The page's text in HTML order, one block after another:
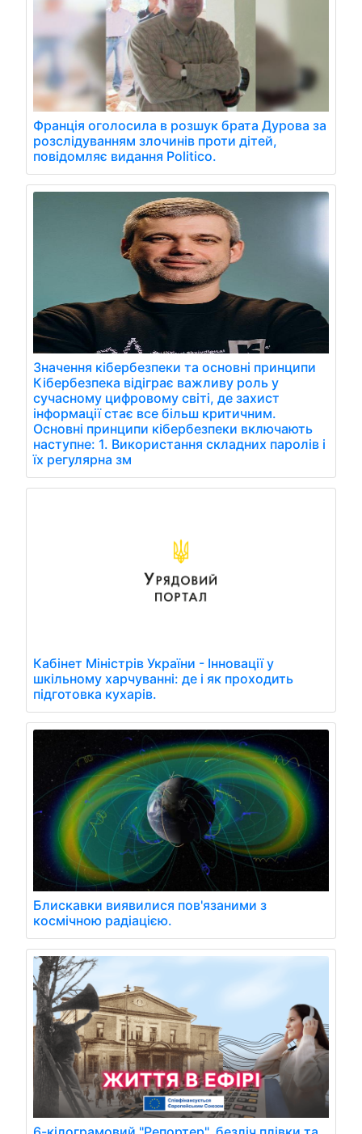
Франція оголосила в розшук брата Дурова за
розслідуванням злочинів проти дітей,
повідомляє видання Politico.
Значення кібербезпеки та основні принципи
Кібербезпека відіграє важливу роль у
сучасному цифровому світі, де захист
інформації стає все більш критичним.
Основні принципи кібербезпеки включають
наступне: 1. Використання складних паролів і
їх регулярна зм
Кабінет Міністрів України - Інновації у
шкільному харчуванні: де і як проходить
підготовка кухарів.
Блискавки виявилися пов'язаними з
космічною радіацією.